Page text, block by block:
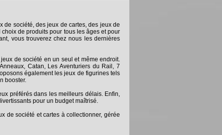
de société, des jeux de cartes, des jeux de
de produits pour tous les âges et pour
vous trouverez chez nous les dernières
de société en un seul et même endroit.
Catan, Les Aventuriers du Rail, 7
également les jeux de figurines tels
booster.
préférés dans les meilleurs délais. Enfin,
pour un budget maîtrisé.
de société et cartes à collectionner, gérée